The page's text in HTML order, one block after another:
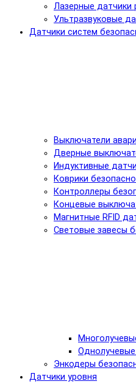
Лазерные датчики
Ультразвуковые
Датчики систем
Выключатели
Дверные
Индуктивные
Коврики
Контроллеры
Концевые
Магнитные RFID
Световые завесы
Энкодеры
Датчики уровня